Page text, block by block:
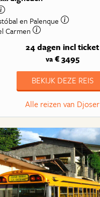
en Palenque
Carmen
24 dagen incl ticket
va€ 3495
BEKIJK DEZE REIS
Alle reizen van Djoser